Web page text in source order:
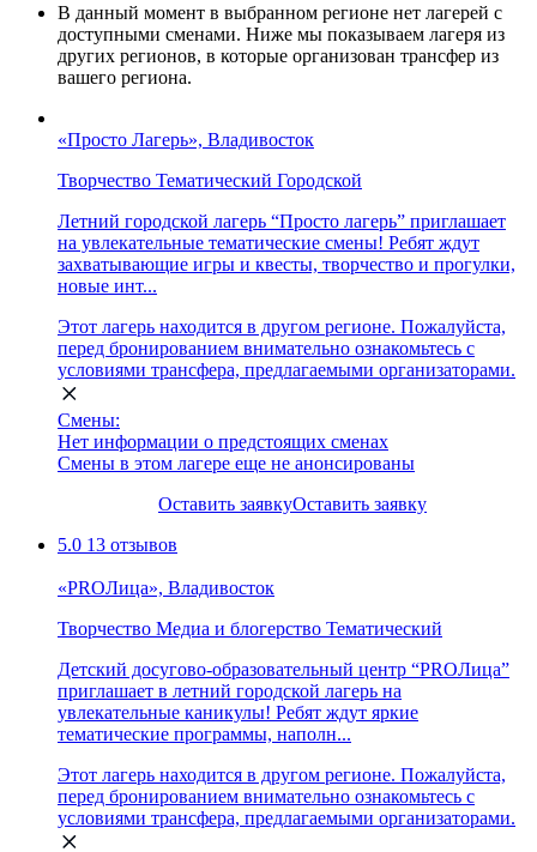
В данный момент в выбранном регионе нет лагерей с
доступными сменами. Ниже мы показываем лагеря из
других регионов, в которые организован трансфер из
вашего региона.
«Просто Лагерь», Владивосток
Творчество Тематический Городской
Летний городской лагерь “Просто лагерь” приглашает
на увлекательные тематические смены! Ребят ждут
захватывающие игры и квесты, творчество и прогулки,
новые инт...
Этот лагерь находится в другом регионе. Пожалуйста,
перед бронированием внимательно ознакомьтесь с
условиями трансфера, предлагаемыми организаторами.
Смены:
Нет информации о предстоящих сменах
Смены в этом лагере еще не анонсированы
Оставить заявкуОставить заявку
5.0 13 отзывов
«PROЛица», Владивосток
Творчество Медиа и блогерство Тематический
Детский досугово-образовательный центр “PROЛица”
приглашает в летний городской лагерь на
увлекательные каникулы! Ребят ждут яркие
тематические программы, наполн...
Этот лагерь находится в другом регионе. Пожалуйста,
перед бронированием внимательно ознакомьтесь с
условиями трансфера, предлагаемыми организаторами.